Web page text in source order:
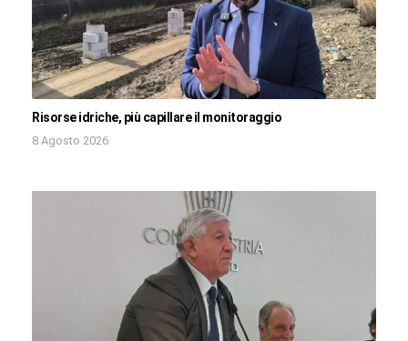
Risorse idriche, più capillare il monitoraggio
8 Agosto 2026